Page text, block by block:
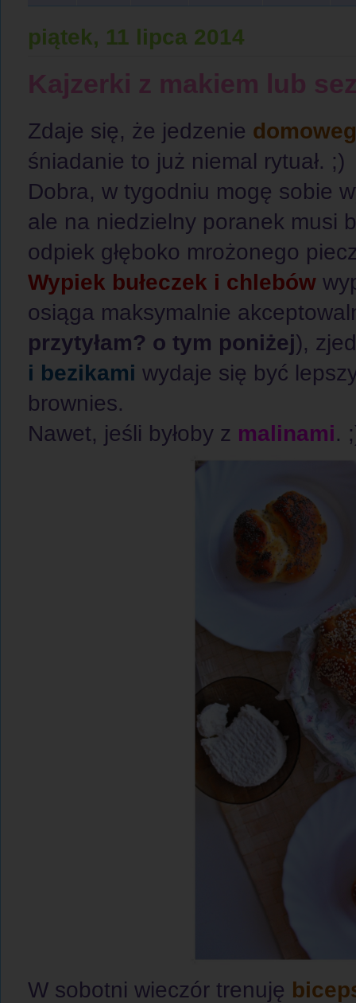
piątek, 11 lipca 2014
Kajzerki z makiem lub
Zdaje się, że jedzenie
śniadanie to już niemal rytuał. ;)
Dobra, w tygodniu mogę sobie
ale na niedzielny poranek musi
odpiek głęboko mrożonego
Wypiek bułeczek i chlebów
osiąga maksymalnie
przytyłam? o tym poniżej),
i bezikami wydaje się być
brownies.
Nawet, jeśli byłoby z malinami.
W sobotni wieczór trenuję